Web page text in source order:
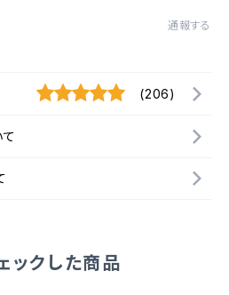
通報する
(206)
ックした商品